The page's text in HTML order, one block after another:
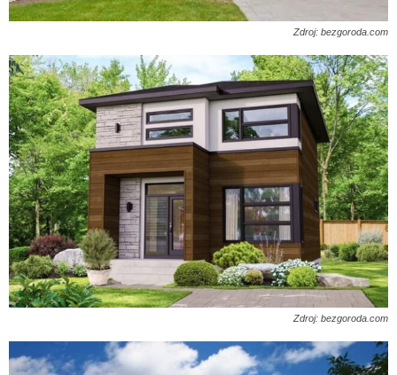
Zdroj: bezgoroda.com
Zdroj: bezgoroda.com